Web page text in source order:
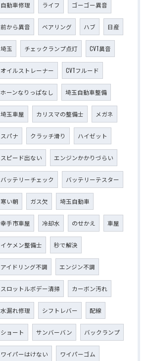
自動車修理 ライフ ゴーゴー異音
前から異音 ベアリング ハブ 日産
埼玉 チェックランプ点灯 CVT異音
オイルストレーナー CVTフルード
ホーンなりっぱなし 埼玉自動車整備
埼玉車屋 カリスマの整備士 メガネ
スパナ クラッチ滑り ハイゼット
スピード出ない エンジンかかりづらい
バッテリーチェック バッテリーテスター
寒い朝 ガス欠 埼玉自動車
幸手市車屋 冷却水 のせかえ 車屋
イケメン整備士 秒で解決
アイドリング不調 エンジン不調
スロットルボデー清掃 カーボン汚れ
水漏れ修理 シフトレバー 配線
ショート サンバーバン バックランプ
ワイパーはけない ワイパーゴム